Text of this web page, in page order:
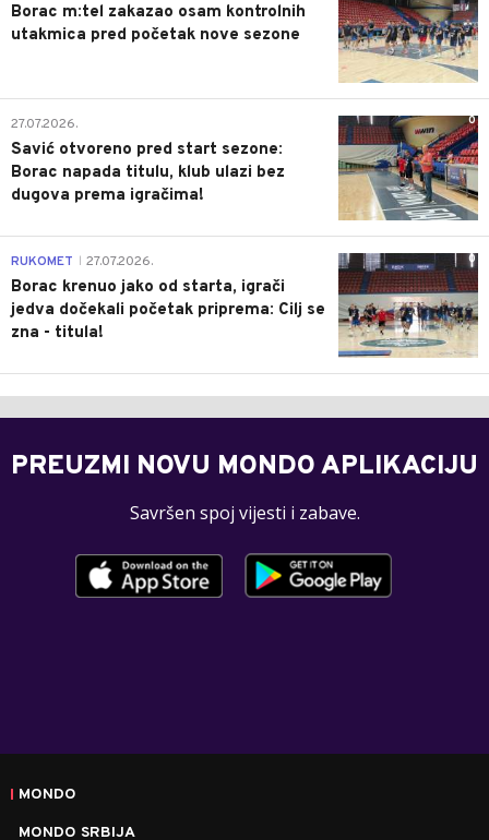
Borac m:tel zakazao osam kontrolnih
utakmica pred početak nove sezone
0
27.07.2026.
Savić otvoreno pred start sezone:
Borac napada titulu, klub ulazi bez
dugova prema igračima!
0
RUKOMET 27.07.2026.
Borac krenuo jako od starta, igrači
jedva dočekali početak priprema: Cilj se
zna - titula!
PREUZMI NOVU MONDO APLIKACIJU
Savršen spoj vijesti i zabave.
MONDO
MONDO SRBIJA